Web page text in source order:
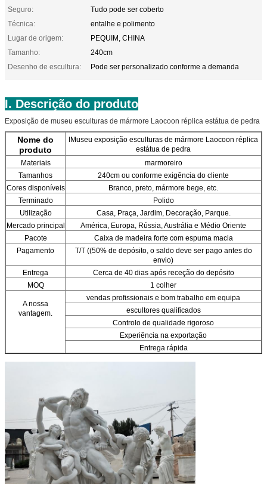
Seguro:
Tudo pode ser coberto
Técnica:
entalhe e polimento
Lugar de origem:
PEQUIM, CHINA
Tamanho:
240cm
Desenho de escultura:
Pode ser personalizado conforme a demanda
I. Descrição do produto
Exposição de museu esculturas de mármore Laocoon réplica estátua de pedra
Nome do
produto
IMuseu exposição esculturas de mármore Laocoon réplica
estátua de pedra
Materiais
marmoreiro
Tamanhos
240cm ou conforme exigência do cliente
Cores disponíveis
Branco, preto, mármore bege, etc.
Terminado
Polido
Utilização
Casa, Praça, Jardim, Decoração, Parque.
Mercado principal
América, Europa, Rússia, Austrália e Médio Oriente
Pacote
Caixa de madeira forte com espuma macia
Pagamento
T/T ((50% de depósito, o saldo deve ser pago antes do
envio)
Entrega
Cerca de 40 dias após receção do depósito
MOQ
1 colher
A nossa
vantagem.
vendas profissionais e bom trabalho em equipa
escultores qualificados
Controlo de qualidade rigoroso
Experiência na exportação
Entrega rápida